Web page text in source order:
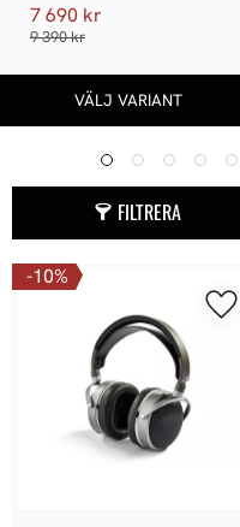
7 690 kr
9 390 kr
FILTRERA
10%